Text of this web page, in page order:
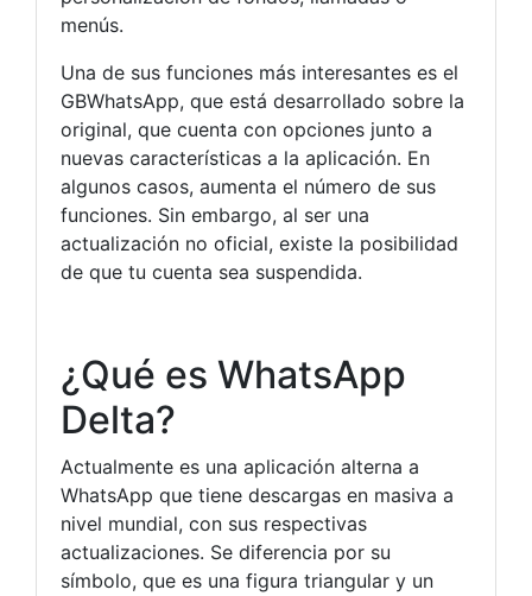
menús.
Una de sus funciones más interesantes es el
GBWhatsApp, que está desarrollado sobre la
original, que cuenta con opciones junto a
nuevas características a la aplicación. En
algunos casos, aumenta el número de sus
funciones. Sin embargo, al ser una
actualización no oficial, existe la posibilidad
de que tu cuenta sea suspendida.
¿Qué es WhatsApp
Delta?
Actualmente es una aplicación alterna a
WhatsApp que tiene descargas en masiva a
nivel mundial, con sus respectivas
actualizaciones. Se diferencia por su
símbolo, que es una figura triangular y un